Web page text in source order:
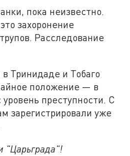
пока неизвестно.
захоронение
Расследование
Тринидаде и Тобаго
положение — в
преступности. С
зарегистрировали уже
"Царьграда"!